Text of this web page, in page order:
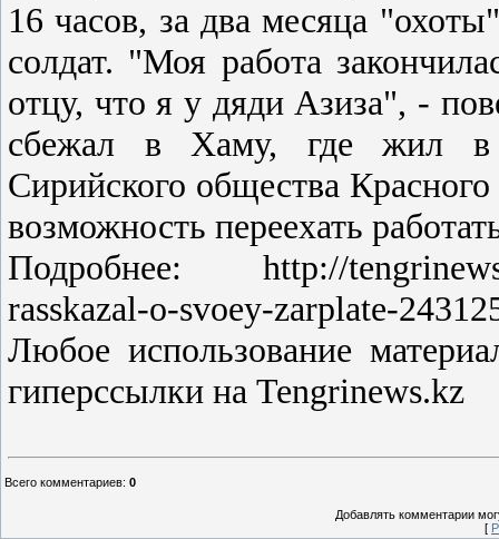
16 часов, за два месяца
солдат. "Моя работа
отцу, что я у дяди Азиза", -
сбежал в Хаму, где жил в
Сирийского общества
возможность переехать
Подробнее: http://
rasskazal-o-svoey-zarplate-
Любое использование
гиперссылки на Tengrinews.kz
Всего комментариев: 0
Добавлять комментарии
[